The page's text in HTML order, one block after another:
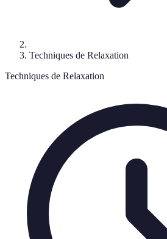
Techniques de Relaxation
Techniques de Relaxation